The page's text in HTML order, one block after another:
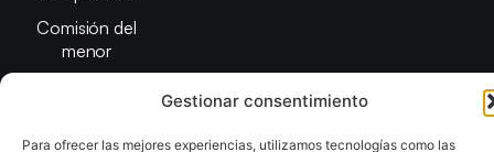
Gestionar consentimiento
Para ofrecer las mejores experiencias, utilizamos tecnologías como las
Comisión del
menor